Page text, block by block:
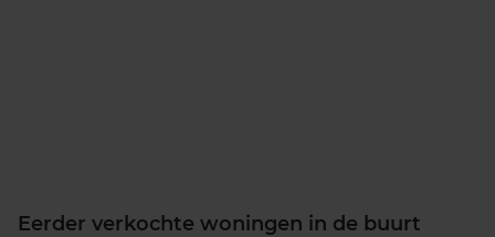
Eerder verkochte woningen in de buurt